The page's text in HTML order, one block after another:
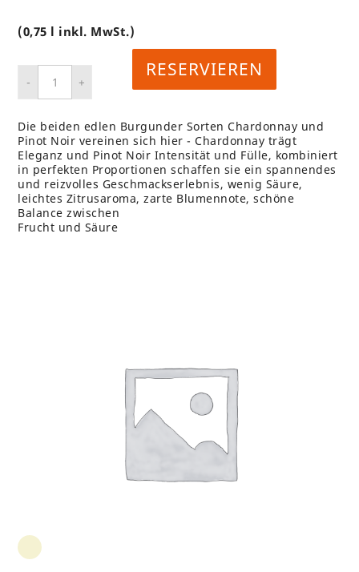
(0,75 l inkl. MwSt.)
RESERVIEREN
Die beiden edlen Burgunder Sorten Chardonnay und
Pinot Noir vereinen sich hier - Chardonnay trägt
Eleganz und Pinot Noir Intensität und Fülle, kombiniert
in perfekten Proportionen schaffen sie ein spannendes
und reizvolles Geschmackserlebnis, wenig Säure,
leichtes Zitrusaroma, zarte Blumennote, schöne
Balance zwischen
Frucht und Säure